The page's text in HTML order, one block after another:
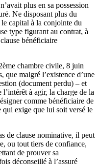
plus en sa possession
Ne disposant plus du
le capital à la conjointe du
type figurant au contrat, à
bénéficiaire
chambre civile, 8 juin
que malgré l’existence d’une
(document perdu) – et
à agir, la charge de la
comme bénéficiaire de
qui exige que lui soit versé le
clause nominative, il peut
ou tout tiers de confiance,
de prouver sa
déconseillé à l’assuré